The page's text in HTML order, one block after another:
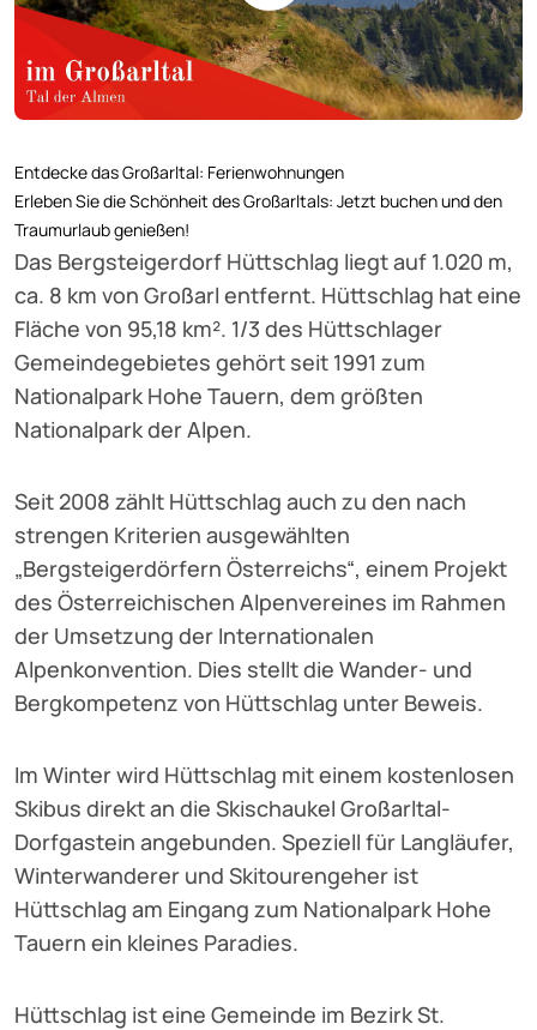
Entdecke das Großarltal: Ferienwohnungen
Erleben Sie die Schönheit des Großarltals: Jetzt buchen und den
Traumurlaub genießen!
Das Bergsteigerdorf Hüttschlag liegt auf 1.020 m,
ca. 8 km von Großarl entfernt. Hüttschlag hat eine
Fläche von 95,18 km². 1/3 des Hüttschlager
Gemeindegebietes gehört seit 1991 zum
Nationalpark Hohe Tauern, dem größten
Nationalpark der Alpen.
Seit 2008 zählt Hüttschlag auch zu den nach
strengen Kriterien ausgewählten
„Bergsteigerdörfern Österreichs“, einem Projekt
des Österreichischen Alpenvereines im Rahmen
der Umsetzung der Internationalen
Alpenkonvention. Dies stellt die Wander- und
Bergkompetenz von Hüttschlag unter Beweis.
Im Winter wird Hüttschlag mit einem kostenlosen
Skibus direkt an die Skischaukel Großarltal-
Dorfgastein angebunden. Speziell für Langläufer,
Winterwanderer und Skitourengeher ist
Hüttschlag am Eingang zum Nationalpark Hohe
Tauern ein kleines Paradies.
Hüttschlag ist eine Gemeinde im Bezirk St.